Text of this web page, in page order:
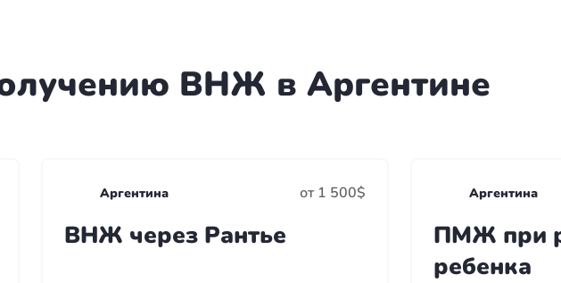
ВНЖ в Аргентине
Аргентина от 1 500$
ВНЖ через Рантье
Аргентина
ПМЖ при
ребенка